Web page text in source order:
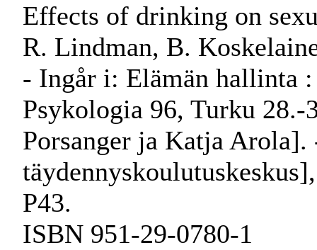
Effects of drinking on
R. Lindman, B.
- Ingår i: Elämän hallinta
Psykologia 96, Turku
Porsanger ja Katja
P43.
ISBN 951-29-0780-1